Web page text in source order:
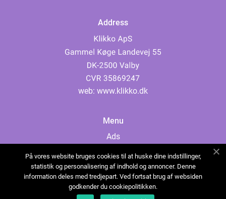
Address
web: www.klikko.dk
Menu
Ads
Cookies
Contact
Sitemap
På vores website bruges cookies til at huske dine indstillinger,
statistik og personalisering af indhold og annoncer. Denne
information deles med tredjepart. Ved fortsat brug af websiden
godkender du cookiepolitikken.